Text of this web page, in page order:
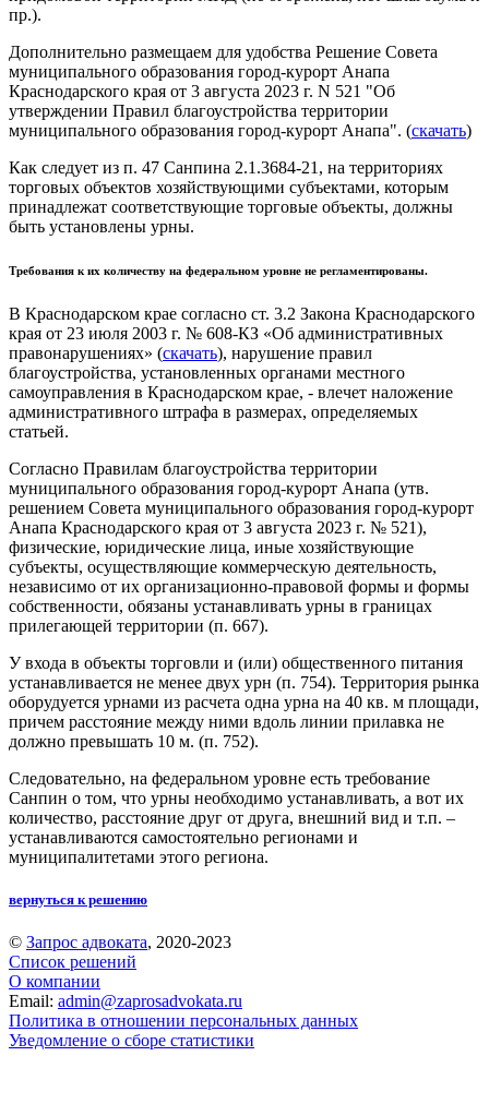
пр.).
Дополнительно размещаем для удобства Решение Совета
муниципального образования город-курорт Анапа
Краснодарского края от 3 августа 2023 г. N 521 "Об
утверждении Правил благоустройства территории
муниципального образования город-курорт Анапа". (скачать)
Как следует из п. 47 Санпина 2.1.3684-21, на территориях
торговых объектов хозяйствующими субъектами, которым
принадлежат соответствующие торговые объекты, должны
быть установлены урны.
Требования к их количеству на федеральном уровне не регламентированы.
В Краснодарском крае согласно ст. 3.2 Закона Краснодарского
края от 23 июля 2003 г. № 608-КЗ «Об административных
правонарушениях» (скачать), нарушение правил
благоустройства, установленных органами местного
самоуправления в Краснодарском крае, - влечет наложение
административного штрафа в размерах, определяемых
статьей.
Согласно Правилам благоустройства территории
муниципального образования город-курорт Анапа (утв.
решением Совета муниципального образования город-курорт
Анапа Краснодарского края от 3 августа 2023 г. № 521),
физические, юридические лица, иные хозяйствующие
субъекты, осуществляющие коммерческую деятельность,
независимо от их организационно-правовой формы и формы
собственности, обязаны устанавливать урны в границах
прилегающей территории (п. 667).
У входа в объекты торговли и (или) общественного питания
устанавливается не менее двух урн (п. 754). Территория рынка
оборудуется урнами из расчета одна урна на 40 кв. м площади,
причем расстояние между ними вдоль линии прилавка не
должно превышать 10 м. (п. 752).
Следовательно, на федеральном уровне есть требование
Санпин о том, что урны необходимо устанавливать, а вот их
количество, расстояние друг от друга, внешний вид и т.п. –
устанавливаются самостоятельно регионами и
муниципалитетами этого региона.
вернуться к решению
© Запрос адвоката, 2020-2023
Список решений
О компании
Email: admin@zaprosadvokata.ru
Политика в отношении персональных данных
Уведомление о сборе статистики